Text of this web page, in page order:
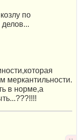
по
меркантильности.
в норме,а